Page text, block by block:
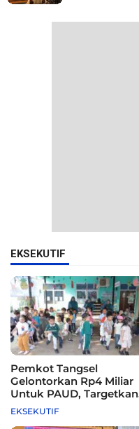
EKSEKUTIF
Pemkot Tangsel
Gelontorkan Rp4 Miliar
Untuk PAUD, Targetkan
115 Sekolah
EKSEKUTIF